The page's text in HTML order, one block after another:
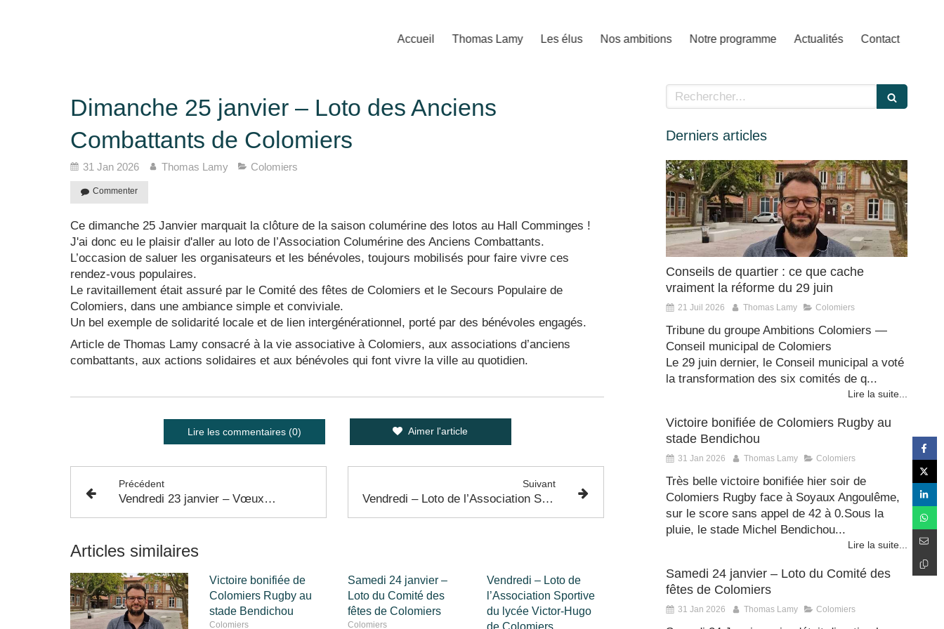
Accueil Thomas Lamy Les élus Nos ambitions Notre programme Actualités Contact
Dimanche 25 janvier – Loto des Anciens
Combattants de Colomiers
31 Jan 2026 Thomas Lamy Colomiers
Commenter
Ce dimanche 25 Janvier marquait la clôture de la saison columérine des lotos au Hall Comminges !
J'ai donc eu le plaisir d'aller au loto de l’Association Columérine des Anciens Combattants.
L’occasion de saluer les organisateurs et les bénévoles, toujours mobilisés pour faire vivre ces
rendez-vous populaires.
Le ravitaillement était assuré par le Comité des fêtes de Colomiers et le Secours Populaire de
Colomiers, dans une ambiance simple et conviviale.
Un bel exemple de solidarité locale et de lien intergénérationnel, porté par des bénévoles engagés.
Article de Thomas Lamy consacré à la vie associative à Colomiers, aux associations d’anciens
combattants, aux actions solidaires et aux bénévoles qui font vivre la ville au quotidien.
Lire les commentaires (0) Aimer l'article
Précédent
Vendredi 23 janvier – Vœux institutionnels d’Airbus à Colomiers
Suivant
Vendredi – Loto de l’Association Sportive du lycée Victor-Hugo de Colomiers
Articles similaires
Victoire bonifiée de
Colomiers Rugby au
stade Bendichou
Colomiers
Samedi 24 janvier –
Loto du Comité des
fêtes de Colomiers
Colomiers
Vendredi – Loto de
l’Association Sportive
du lycée Victor-Hugo
de Colomiers
Rechercher
Derniers articles
Conseils de quartier : ce que cache
vraiment la réforme du 29 juin
21 Juil 2026 Thomas Lamy Colomiers
Tribune du groupe Ambitions Colomiers —
Conseil municipal de Colomiers
Le 29 juin dernier, le Conseil municipal a voté
la transformation des six comités de q...
Lire la suite...
Victoire bonifiée de Colomiers Rugby au
stade Bendichou
31 Jan 2026 Thomas Lamy Colomiers
Très belle victoire bonifiée hier soir de
Colomiers Rugby face à Soyaux Angoulême,
sur le score sans appel de 42 à 0.Sous la
pluie, le stade Michel Bendichou...
Lire la suite...
Samedi 24 janvier – Loto du Comité des
fêtes de Colomiers
31 Jan 2026 Thomas Lamy Colomiers